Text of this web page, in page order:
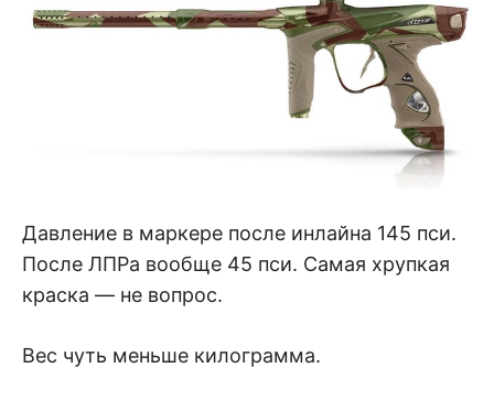
Давление в маркере после инлайна 145 пси.
После ЛПРа вообще 45 пси. Самая хрупкая
краска — не вопрос.
Вес чуть меньше килограмма.